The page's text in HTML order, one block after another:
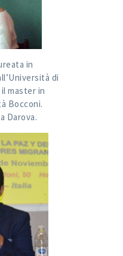
in
di
master in
Bocconi.
Darova.